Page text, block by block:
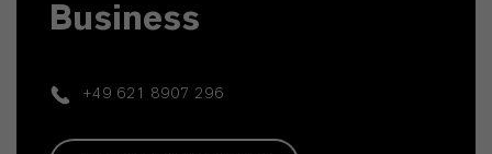
Business
+49 621 8907 296